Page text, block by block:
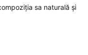
sa naturală și